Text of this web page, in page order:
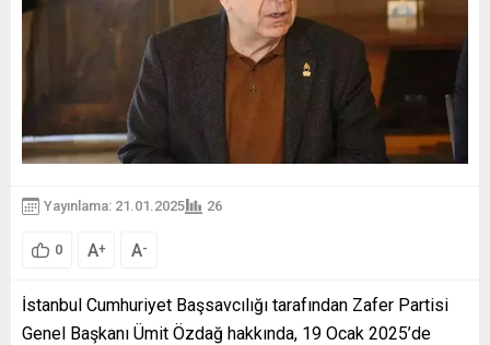
Yayınlama: 21.01.2025 26
0 A+ A-
İstanbul Cumhuriyet Başsavcılığı tarafından Zafer Partisi
Genel Başkanı Ümit Özdağ hakkında, 19 Ocak 2025’de